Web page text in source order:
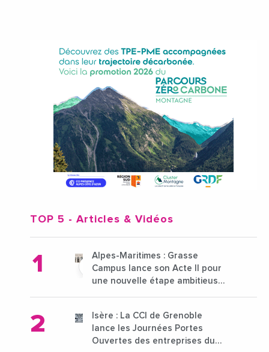
TOP 5 - Articles & Vidéos
Alpes-Maritimes : Grasse
Campus lance son Acte II pour
une nouvelle étape ambitieuse
Isère : La CCI de Grenoble
lance les Journées Portes
Ouvertes des entreprises du